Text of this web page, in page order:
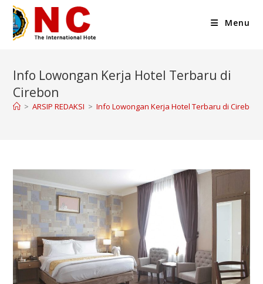
Menu
Info Lowongan Kerja Hotel Terbaru di
Cirebon
> ARSIP REDAKSI > Info Lowongan Kerja Hotel Terbaru di Cirebon